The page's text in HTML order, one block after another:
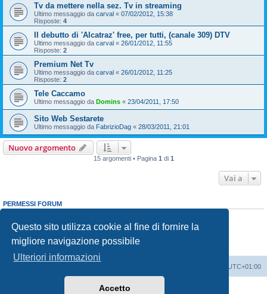
Questo sito utilizza cookie al fine di fornire la
migliore navigazione possibile
Ulteriori informazioni
Accetto
Tv da mettere nella sez. Tv in streaming
Ultimo messaggio da carval « 07/02/2012, 15:38
Risposte: 4
Il debutto di 'Alcatraz' free, per tutti, (canale 309) DTV
Ultimo messaggio da carval « 26/01/2012, 11:55
Risposte: 2
Premium Net Tv
Ultimo messaggio da carval « 26/01/2012, 11:25
Risposte: 2
Tele Caccamo
Ultimo messaggio da Domins « 23/04/2011, 17:50
Sito Web Sestarete
Ultimo messaggio da FabrizioDag « 28/03/2011, 21:01
Nuovo argomento
15 argomenti • Pagina 1 di 1
Vai a
PERMESSI FORUM
Non puoirispondere negli argomenti
Non puoimodificare i tuoi messaggi
Non puoicancellare i tuoi messaggi
Non puoi
inviare allegati
UTC+01:00
phpBB® Forum Software © phpBB Limited